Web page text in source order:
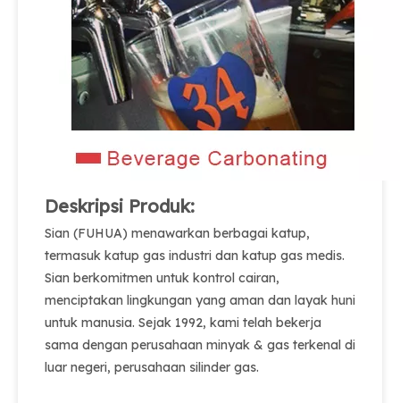
Deskripsi Produk:
Sian (FUHUA) menawarkan berbagai katup,
termasuk katup gas industri dan katup gas medis.
Sian berkomitmen untuk kontrol cairan,
menciptakan lingkungan yang aman dan layak huni
untuk manusia. Sejak 1992, kami telah bekerja
sama dengan perusahaan minyak & gas terkenal di
luar negeri, perusahaan silinder gas.